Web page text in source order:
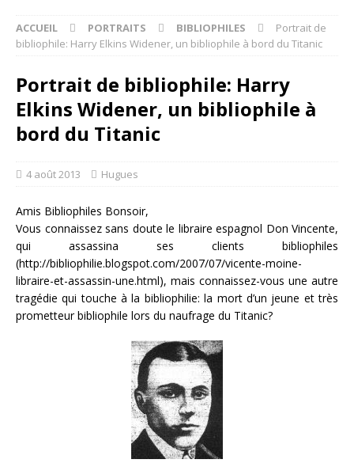
ACCUEIL PORTRAITS BIBLIOPHILES
Portrait de
bibliophile: Harry Elkins Widener, un bibliophile à bord du Titanic
Portrait de bibliophile: Harry
Elkins Widener, un bibliophile à
bord du Titanic
4 août 2013 Hugues
Amis Bibliophiles Bonsoir,
Vous connaissez sans doute le libraire espagnol Don Vincente,
qui assassina ses clients bibliophiles
(http://bibliophilie.blogspot.com/2007/07/vicente-moine-
libraire-et-assassin-une.html), mais connaissez-vous une autre
tragédie qui touche à la bibliophilie: la mort d’un jeune et très
prometteur bibliophile lors du naufrage du Titanic?